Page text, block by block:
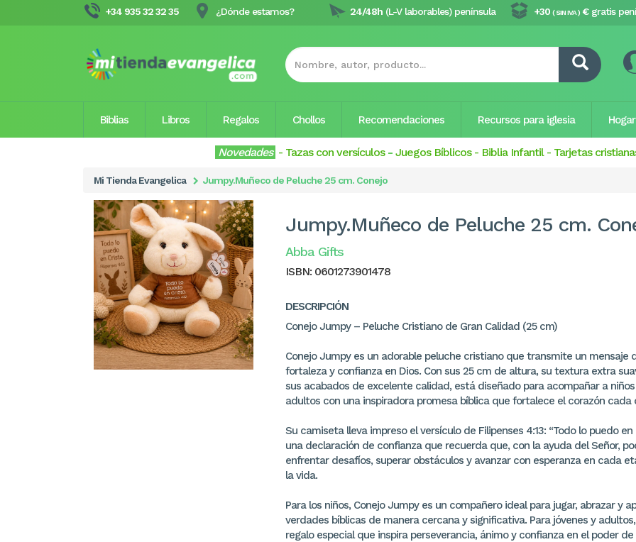
+34 935 32 32 35 ¿Dónde estamos? +30 ( SIN IVA ) €gratis
24/48h (L-V laborables) península
Biblias Libros Regalos Chollos Recomendaciones Recursos para iglesia Hogar
Novedades - Tazas con versículos- Juegos Bíblicos- Biblia Infantil- Tarjetas
Mi Tienda Evangelica Jumpy.Muñeco de Peluche 25 cm. Conejo
Jumpy.Muñeco de Peluche 25 cm.
Abba Gifts
ISBN: 0601273901478
DESCRIPCIÓN
Conejo Jumpy – Peluche Cristiano de Gran Calidad (25 cm)
Conejo Jumpy es un adorable peluche cristiano que transmite un mensaje
fortaleza y confianza en Dios. Con sus 25 cm de altura, su textura extra
sus acabados de excelente calidad, está diseñado para acompañar a
adultos con una inspiradora promesa bíblica que fortalece el corazón cada
Su camiseta lleva impreso el versículo de Filipenses 4:13: “Todo lo puedo en
una declaración de confianza que recuerda que, con la ayuda del Señor,
enfrentar desafíos, superar obstáculos y avanzar con esperanza en cada
la vida.
Para los niños, Conejo Jumpy es un compañero ideal para jugar, abrazar y
verdades bíblicas de manera cercana y significativa. Para jóvenes y
regalo especial que inspira perseverancia, ánimo y confianza en el poder de